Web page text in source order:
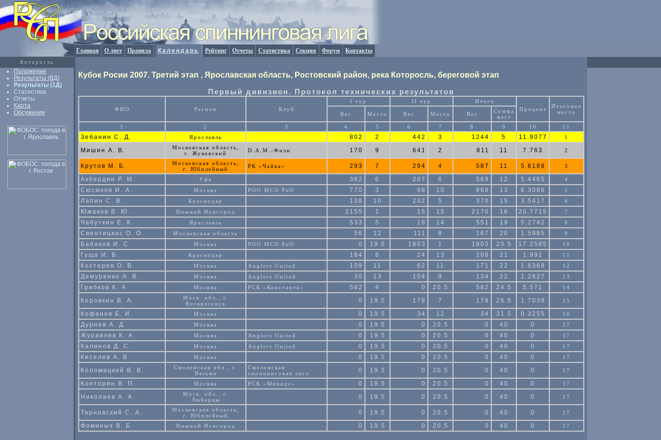
Главная О лиге Правила Календарь Рейтинг Отчеты Статистика Секция Форум Контакты
Которосль
Положение
Результаты (ВД)
Результаты (1Д)
Статистика
Отчеты
Карта
Обсужение
Кубок Росии 2007. Третий этап , Ярославская область, Ростовский район, река Которосль, береговой этап
Первый дивизион. Протокол технических результатов
ФИО Регион Клуб
I тур II тур
Итого
Процент
Итоговое
место
Вес Место Вес Место Вес
Сумма
мест
1
2 3 4 5 6 7 8 9 10 11
Зебанин С. Д. Ярославль 802 2 442 3 1244 5 11.9077 1
Мишин А. В.
Московская область,
г. Жуковский
D.A.M.-Фили 170 9 641 2 811 11 7.763 2
Крутов М. Б.
Московская область,
г. Юбилейный
РК «Чайка» 293 7 294 4 587 11 5.6188 3
Акбердин Р. М. Уфа 362 6 207 6 569 12 5.4465 4
Сюсюков И. А. Москва РОО МСО РиО 770 3 98 10 868 13 8.3086 5
Лапин С. В. Краснодар 138 10 232 5 370 15 3.5417 6
Южаков В. Ю. Нижний Новгород 2155 1 15 15 2170 16 20.7715 7
Чабуткин Е. К. Ярославль 533 5 18 14 551 19 5.2742 8
Свентицкас О. О. Московская область 56 12 111 8 167 20 1.5985 9
Бабаков И. С. Москва РОО МСО РиО 0 19.5 1803 1 1803 20.5 17.2585 10
Гуща И. В. Краснодар 184 8 24 13 208 21 1.991 11
Костерев О. В. Москва Anglers United 109 11 62 11 171 22 1.6368 12
Демуренко А. В. Москва Anglers United 30 13 104 9 134 22 1.2827 13
Грибков К. А Москва РСК «Константа» 582 4 0 20.5 582 24.5 5.571 14
Коровкин В. А.
Моск. обл., г.
Воскресенск
0 19.5 178 7 178 26.5 1.7038 15
Кофанов Б. И. Москва 0 19.5 34 12 34 31.5 0.3255 16
Дурнев А. Д. Москва 0 19.5 0 20.5 0 40 0 17
Журавлев К. А. Москва Anglers United 0 19.5 0 20.5 0 40 0 17
Калинов Д. С. Москва Anglers United 0 19.5 0 20.5 0 40 0 17
Киселев А. В. Москва 0 19.5 0 20.5 0 40 0 17
Коломацкий В. В.
Смоленская обл., г.
Вязьма
Смоленская
спиннинговая лига
0 19.5 0 20.5 0 40 0 17
Конторин В. П. Москва РСК «Микадо» 0 19.5 0 20.5 0 40 0 17
Николаев А. А.
Моск. обл., г.
Люберцы
0 19.5 0 20.5 0 40 0 17
Тарновский С. А.
Московская область,
г. Юбилейный
0 19.5 0 20.5 0 40 0 17
Фоминых В. Б. Нижний Новгород 0 19.5 0 20.5 0 40 0 17